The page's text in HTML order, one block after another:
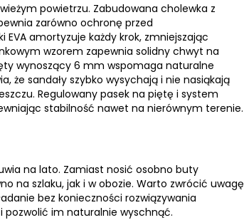
powietrzu. Zabudowana cholewka z
zarówno ochronę przed
EVA amortyzuje każdy krok, zmniejszając
wzorem zapewnia solidny chwyt na
wynoszący 6 mm wspomaga naturalne
że sandały szybko wysychają i nie nasiąkają
Regulowany pasek na piętę i system
stabilność nawet na nierównym terenie.
na lato. Zamiast nosić osobno buty
na szlaku, jak i w obozie. Warto zwrócić uwagę
bez konieczności rozwiązywania
pozwolić im naturalnie wyschnąć.